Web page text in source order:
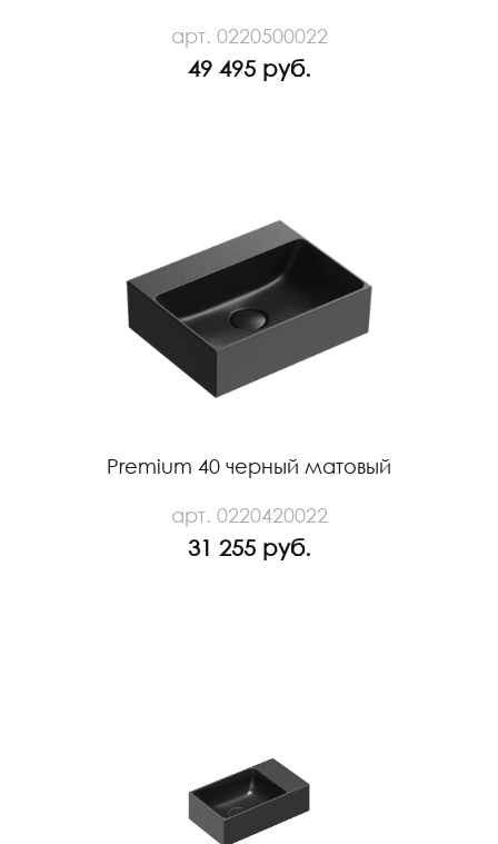
арт. 0220500022
49 495 руб.
Premium 40 черный матовый
арт. 0220420022
31 255 руб.